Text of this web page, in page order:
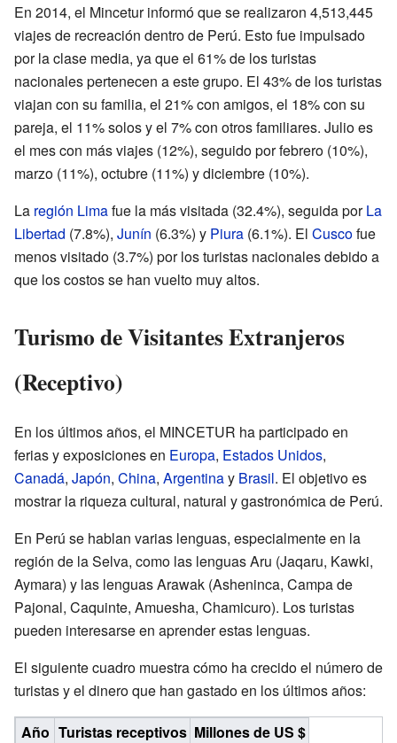
En 2014, el Mincetur informó que se realizaron 4,513,445
viajes de recreación dentro de Perú. Esto fue impulsado
por la clase media, ya que el 61% de los turistas
nacionales pertenecen a este grupo. El 43% de los turistas
viajan con su familia, el 21% con amigos, el 18% con su
pareja, el 11% solos y el 7% con otros familiares. Julio es
el mes con más viajes (12%), seguido por febrero (10%),
marzo (11%), octubre (11%) y diciembre (10%).
La región Limafue la más visitada (32.4%), seguida porLa
Libertad (7.8%), Junín (6.3%) y Piura (6.1%). El Cuscofue
menos visitado (3.7%) por los turistas nacionales debido a
que los costos se han vuelto muy altos.
Turismo de Visitantes Extranjeros
(Receptivo)
En los últimos años, el MINCETUR ha participado en
ferias y exposiciones en Europa, Estados Unidos,
Canadá, Japón, China, Argentinay Brasil. El objetivo es
mostrar la riqueza cultural, natural y gastronómica de Perú.
En Perú se hablan varias lenguas, especialmente en la
región de la Selva, como las lenguas Aru (Jaqaru, Kawki,
Aymara) y las lenguas Arawak (Asheninca, Campa de
Pajonal, Caquinte, Amuesha, Chamicuro). Los turistas
pueden interesarse en aprender estas lenguas.
El siguiente cuadro muestra cómo ha crecido el número de
turistas y el dinero que han gastado en los últimos años:
Año Turistas receptivos Millones de US $